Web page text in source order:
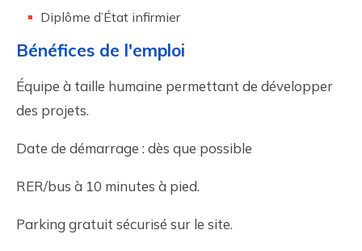
Diplôme d’État infirmier
Bénéfices de l'emploi
Équipe à taille humaine permettant de développer
des projets.
Date de démarrage : dès que possible
RER/bus à 10 minutes à pied.
Parking gratuit sécurisé sur le site.